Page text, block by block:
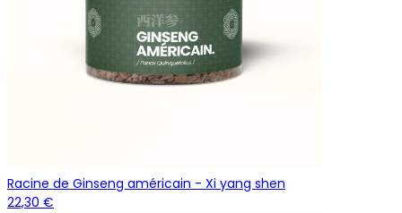
Racine de Ginseng américain - Xi yang shen
22,30 €